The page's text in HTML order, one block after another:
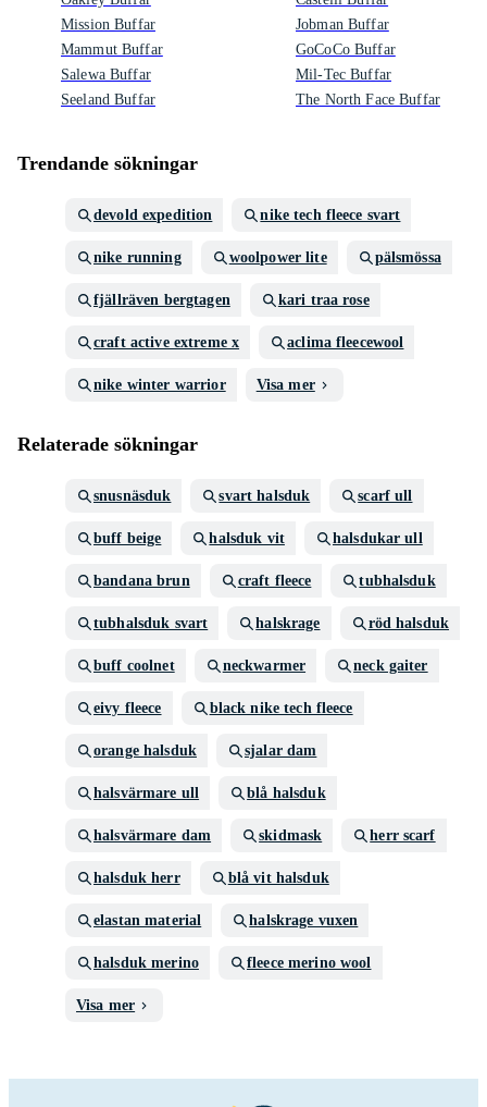
Mission Buffar
Mammut Buffar
Salewa Buffar
Seeland Buffar
Jobman Buffar
GoCoCo Buffar
Mil-Tec Buffar
The North Face Buffar
Trendande sökningar
devold expedition nike tech fleece svart
nike running woolpower lite pälsmössa
fjällräven bergtagen kari traa rose
craft active extreme x aclima fleecewool
nike winter warrior Visa mer
Relaterade sökningar
snusnäsduk svart halsduk scarf ull
buff beige halsduk vit halsdukar ull
bandana brun craft fleece tubhalsduk
tubhalsduk svart halskrage röd halsduk
buff coolnet neckwarmer neck gaiter
eivy fleece black nike tech fleece
orange halsduk sjalar dam
halsvärmare ull blå halsduk
halsvärmare dam skidmask herr scarf
halsduk herr blå vit halsduk
elastan material halskrage vuxen
halsduk merino fleece merino wool
Visa mer